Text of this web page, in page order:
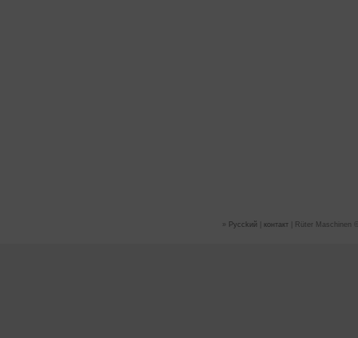
Руссkий контакт| Rüter Maschinen